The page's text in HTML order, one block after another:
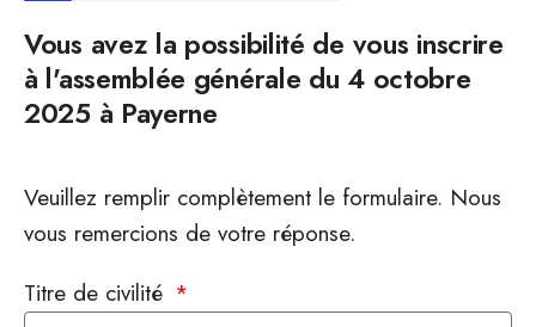
Vous avez la possibilité de vous inscrire
à l'assemblée générale du 4 octobre
2025 à Payerne
Veuillez remplir complètement le formulaire. Nous
vous remercions de votre réponse.
Titre de civilité